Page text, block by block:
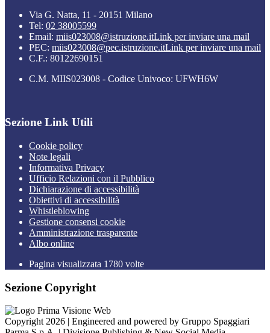
Via G. Natta, 11 - 20151 Milano
Tel: 02 38005599
Email: miis023008@istruzione.itLink per inviare una mail
PEC: miis023008@pec.istruzione.itLink per inviare una mail
C.F.: 80122690151
C.M. MIIS023008 - Codice Univoco: UFWH6W
Sezione Link Utili
Cookie policy
Note legali
Informativa Privacy
Ufficio Relazioni con il Pubblico
Dichiarazione di accessibilità
Obiettivi di accessibilità
Whistleblowing
Gestione consensi cookie
Amministrazione trasparente
Albo online
Pagina visualizzata 1780 volte
Sezione Copyright
Copyright 2026 | Engineered and powered by Gruppo Spaggiari